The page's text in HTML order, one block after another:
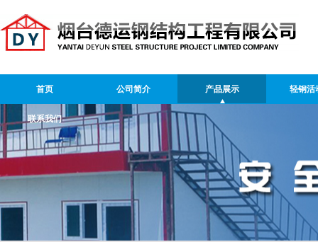
首页 公司简介 产品展示 轻钢活
联系我们